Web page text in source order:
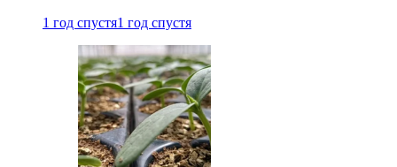
1 год спустя1 год спустя